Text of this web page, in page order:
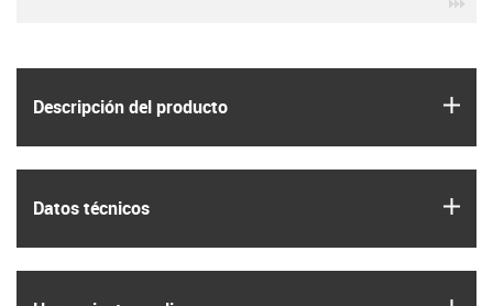
Descripción del producto
Datos técnicos